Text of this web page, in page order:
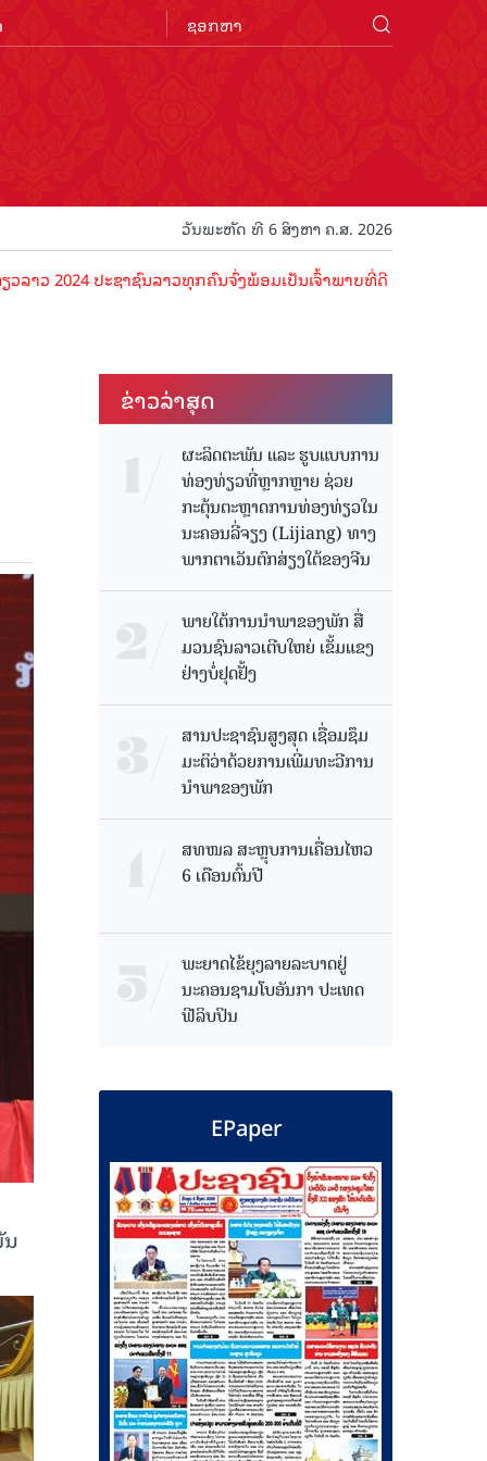
ວັນພະຫັດ ທີ 6 ສິງຫາ ຄ.ສ. 2026
ປະຊາຊົນລາວທຸກຄົນຈົ່ງພ້ອມເປັນເຈົ້າພາບທີ່ດີ ຕ້ອນຮັບນັກທ່ອງທ່ຽວດ້ວ
ຂ່າວ​ລ່າ​ສຸດ
ຜະລິດຕະພັນ ແລະ ຮູບແບບການ
ທ່ອງທ່ຽວທີ່ຫຼາກຫຼາຍ ຊ່ວຍ
ກະຕຸ້ນຕະຫຼາດການທ່ອງທ່ຽວໃນ
ນະຄອນລີ່ຈຽງ (Lijiang) ທາງ
ພາກຕາເວັນຕົກສ່ຽງໃຕ້ຂອງຈີນ
ພາຍໃຕ້ການນໍາພາຂອງພັກ ສື່
ມວນຊົນລາວເຕີບໃຫຍ່ ເຂັ້ມແຂງ
ຢ່າງບໍ່ຢຸດຢັ້ງ
ສານປະຊາຊົນສູງສຸດ ເຊື່ອມຊຶມ
ມະຕິວ່າດ້ວຍການເພີ່ມທະວີການ
ນຳພາຂອງພັກ
ສທໜລ ສະຫຼຸບການເຄື່ອນໄຫວ
6 ເດືອນຕົ້ນປີ
ພະຍາດໄຂ້ຍຸງລາຍລະບາດຢູ່
ນະຄອນຊາມໂບ​ອັນກາ ປະເທດ
ຟີລິບປິນ
EPaper